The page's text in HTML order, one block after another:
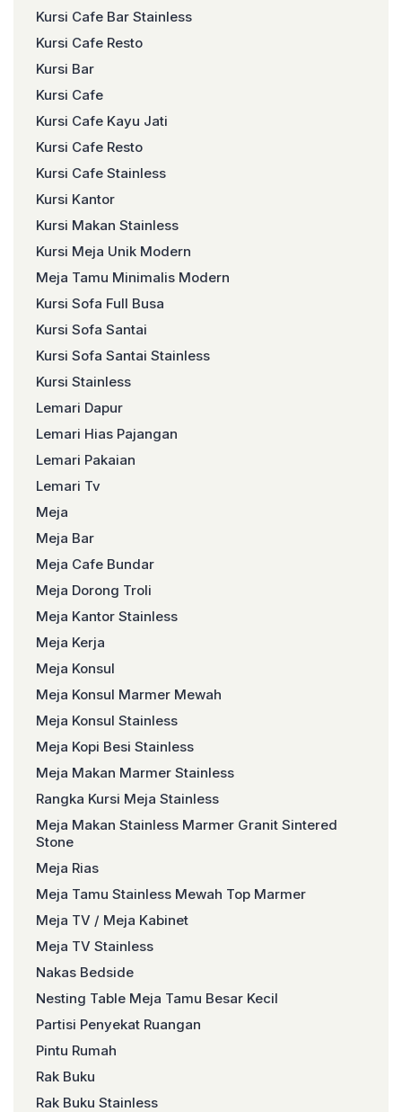
Kursi Cafe Bar Stainless
Kursi Cafe Resto
Kursi Bar
Kursi Cafe
Kursi Cafe Kayu Jati
Kursi Cafe Resto
Kursi Cafe Stainless
Kursi Kantor
Kursi Makan Stainless
Kursi Meja Unik Modern
Meja Tamu Minimalis Modern
Kursi Sofa Full Busa
Kursi Sofa Santai
Kursi Sofa Santai Stainless
Kursi Stainless
Lemari Dapur
Lemari Hias Pajangan
Lemari Pakaian
Lemari Tv
Meja
Meja Bar
Meja Cafe Bundar
Meja Dorong Troli
Meja Kantor Stainless
Meja Kerja
Meja Konsul
Meja Konsul Marmer Mewah
Meja Konsul Stainless
Meja Kopi Besi Stainless
Meja Makan Marmer Stainless
Rangka Kursi Meja Stainless
Meja Makan Stainless Marmer Granit Sintered
Stone
Meja Rias
Meja Tamu Stainless Mewah Top Marmer
Meja TV / Meja Kabinet
Meja TV Stainless
Nakas Bedside
Nesting Table Meja Tamu Besar Kecil
Partisi Penyekat Ruangan
Pintu Rumah
Rak Buku
Rak Buku Stainless